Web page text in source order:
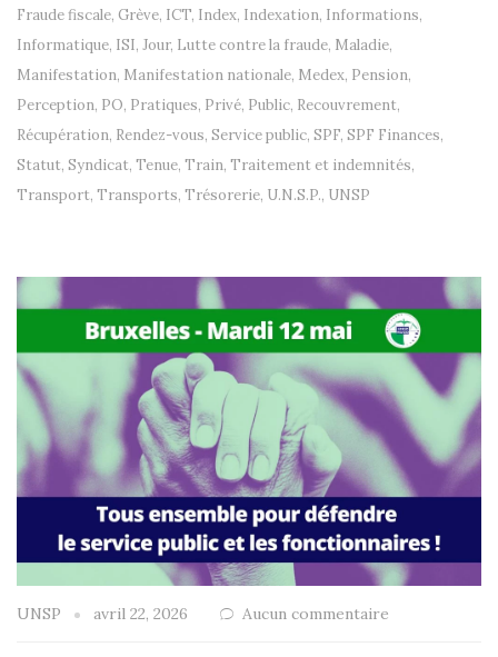
Fraude fiscale, Grève, ICT, Index, Indexation, Informations,
Informatique, ISI, Jour, Lutte contre la fraude, Maladie,
Manifestation, Manifestation nationale, Medex, Pension,
Perception, PO, Pratiques, Privé, Public, Recouvrement,
Récupération, Rendez-vous, Service public, SPF, SPF Finances,
Statut, Syndicat, Tenue, Train, Traitement et indemnités,
Transport, Transports, Trésorerie, U.N.S.P., UNSP
UNSP avril 22, 2026 Aucun commentaire